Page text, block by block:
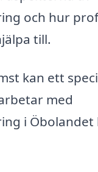
och hur
till.
kan ett
med
i Öbolandet